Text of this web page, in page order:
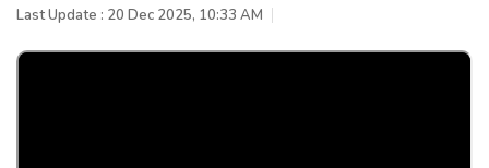
Last Update : 20 Dec 2025, 10:33 AM